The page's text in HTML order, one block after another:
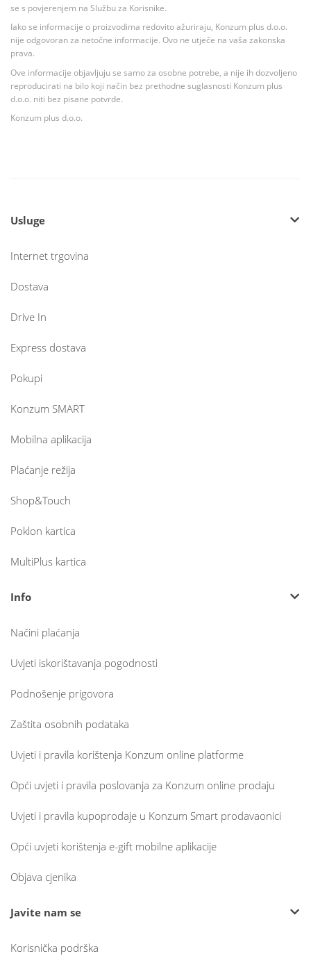
se s povjerenjem na Službu za Korisnike.
Iako se informacije o proizvodima redovito ažuriraju, Konzum plus d.o.o.
nije odgovoran za netočne informacije. Ovo ne utječe na vaša zakonska
prava.
Ove informacije objavljuju se samo za osobne potrebe, a nije ih dozvoljeno
reproducirati na bilo koji način bez prethodne suglasnosti Konzum plus
d.o.o. niti bez pisane potvrde.
Konzum plus d.o.o.
Usluge
Internet trgovina
Dostava
Drive In
Express dostava
Pokupi
Konzum SMART
Mobilna aplikacija
Plaćanje režija
Shop&Touch
Poklon kartica
MultiPlus kartica
Info
Načini plaćanja
Uvjeti iskorištavanja pogodnosti
Podnošenje prigovora
Zaštita osobnih podataka
Uvjeti i pravila korištenja Konzum online platforme
Opći uvjeti i pravila poslovanja za Konzum online prodaju
Uvjeti i pravila kupoprodaje u Konzum Smart prodavaonici
Opći uvjeti korištenja e-gift mobilne aplikacije
Objava cjenika
Javite nam se
Korisnička podrška